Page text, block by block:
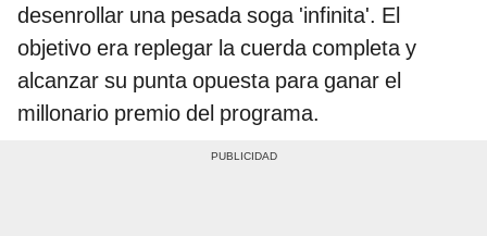
desenrollar una pesada soga 'infinita'. El
objetivo era replegar la cuerda completa y
alcanzar su punta opuesta para ganar el
millonario premio del programa.